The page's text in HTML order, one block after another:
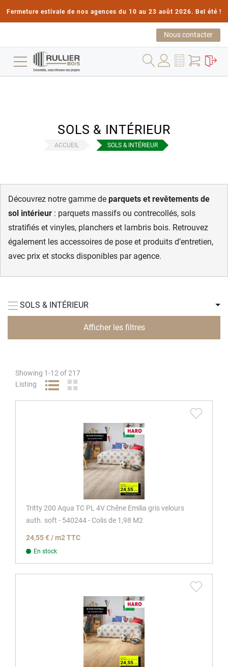
Fermeture estivale de nos agences du 10 au 23 août 2026. Bel été !
Nous contacter
SOLS & INTÉRIEUR
ACCUEIL SOLS & INTÉRIEUR
Découvrez notre gamme de parquets et revêtements de
sol intérieur : parquets massifs ou contrecollés, sols
stratifiés et vinyles, planchers et lambris bois. Retrouvez
également les accessoires de pose et produits d’entretien,
avec prix et stocks disponibles par agence.
Showing 1-12 of217
Listing
Tritty 200 Aqua TC PL 4V Chêne Emilia gris velours
auth. soft - 540244 - Colis de 1,98 M2
24,55 € / m2 TTC
En stock
SOLS & INTÉRIEUR
Afficher les filtres